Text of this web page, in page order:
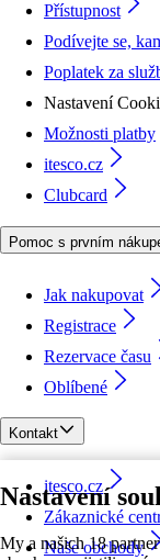
Nastavení
My a našich 18
Přístupnost
Podívejte se,
Poplatek za
Nastavení
Možnosti platby
itesco.cz
Clubcard
Pomoc s prvním
Jak nakupovat
Registrace
Rezervace času
Oblíbené
Kontakt
itesco.cz
Zákaznické
Naše obchody